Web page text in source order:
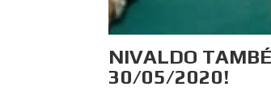
NIVALDO
30/05/2020!